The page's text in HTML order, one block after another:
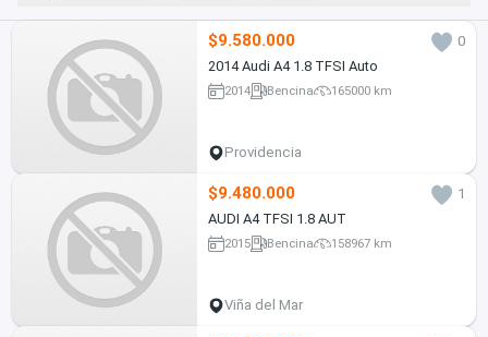
$9.580.000
0
2014 Audi A4 1.8 TFSI Auto
2014 Bencina 165000 km
Providencia
$9.480.000
1
AUDI A4 TFSI 1.8 AUT
2015 Bencina 158967 km
Viña del Mar